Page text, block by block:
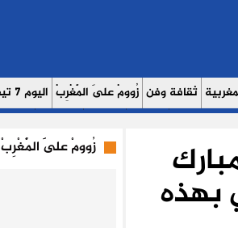
ثقافة وفن زُوومْ عَلَى الْمَغْرِبْ اليوم 7 تيفي
بهذه
زُوومْ عَلَى الْمَغْرِبْ